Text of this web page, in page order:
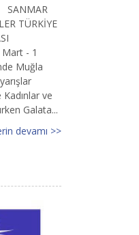
SANMAR
TÜRKİYE
- 1
Muğla
ve
Galata...
devamı >>